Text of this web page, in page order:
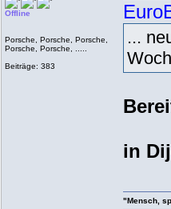
Offline
Porsche, Porsche, Porsche,
Porsche, Porsche, .....
Beiträge: 383
...
in
"Mensch,